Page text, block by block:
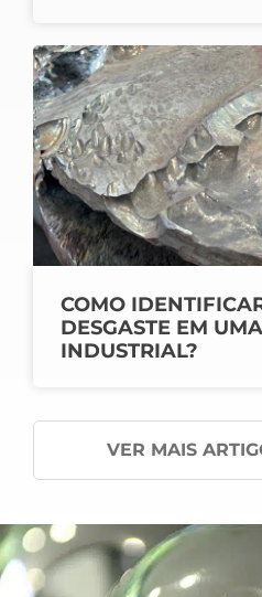
COMO
DESGASTE EM
INDUSTRIAL?
VER MAIS